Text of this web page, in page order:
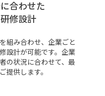
合わせた
修設計
組み合わせ、企業ごと
設計が可能です。企業
の状況に合わせて、最
提供します。